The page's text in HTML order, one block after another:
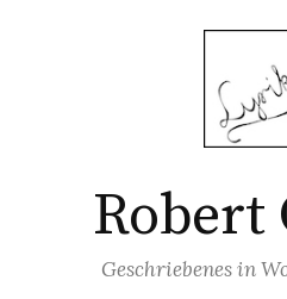
Robert
Geschriebenes in